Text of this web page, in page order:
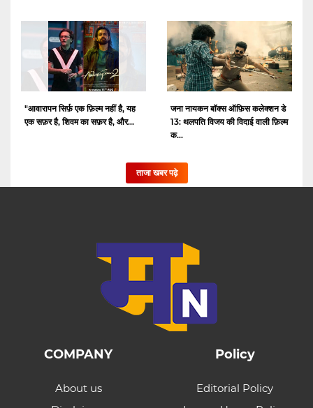
"आवारापन सिर्फ़ एक फ़िल्म नहीं है, यह
एक सफ़र है, शिवम का सफ़र है, और...
जना नायकन बॉक्स ऑफ़िस कलेक्शन डे
13: थलपति विजय की विदाई वाली फ़िल्म
क...
ताजा खबर पढ़े
COMPANY
About us
Policy
Editorial Policy